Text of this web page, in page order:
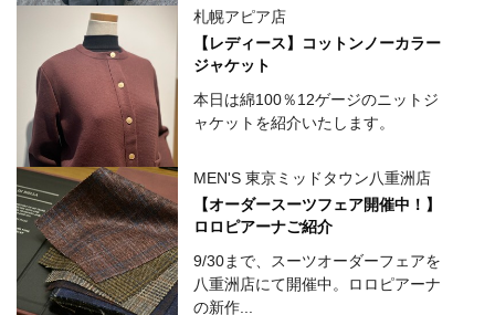
札幌アピア店
【レディース】コットンノーカラー
ジャケット
本日は綿100％12ゲージのニットジ
ャケットを紹介いたします。
MEN'S 東京ミッドタウン八重洲店
【オーダースーツフェア開催中！】
ロロピアーナご紹介
9/30まで、スーツオーダーフェアを
八重洲店にて開催中。ロロピアーナ
の新作...